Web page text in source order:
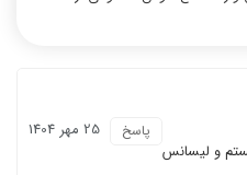
25 مهر 1404 پاسخ
هستم و لیسانس